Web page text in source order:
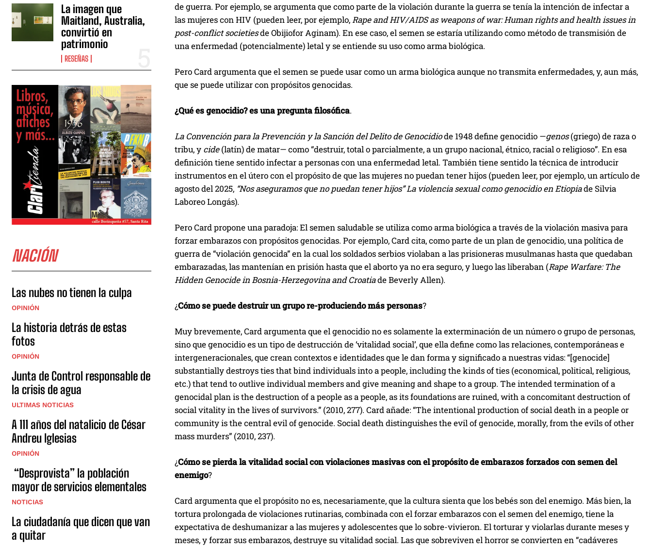
La imagen que
Maitland, Australia,
convirtió en
patrimonio
RESEÑAS
NACIÓN
Las nubes no tienen la culpa
OPINIÓN
La historia detrás de estas
fotos
OPINIÓN
Junta de Control responsable de
la crisis de agua
ULTIMAS NOTICIAS
A 111 años del natalicio de César
Andreu Iglesias
OPINIÓN
“Desprovista” la población
mayor de servicios elementales
NOTICIAS
La ciudadanía que dicen que van
a quitar
de guerra. Por ejemplo, se argumenta que como parte de la violación durante la guerra se tenía la intención de infectar a
las mujeres con HIV (pueden leer, por ejemplo, Rape and HIV/AIDS as weapons of war: Human rights and health issues in
post-conflict societiesde Obijiofor Aginam). En ese caso, el semen se estaría utilizando como método de transmisión de
una enfermedad (potencialmente) letal y se entiende su uso como arma biológica.
Pero Card argumenta que el semen se puede usar como un arma biológica aunque no transmita enfermedades, y, aun más,
que se puede utilizar con propósitos genocidas.
¿Qué es genocidio? es una pregunta filosófica.
La Convención para la Prevención y la Sanción del Delito de Genocidiode 1948 define genocidio —genos(griego) de raza o
tribu, y cide(latín) de matar— como “destruir, total o parcialmente, a un grupo nacional, étnico, racial o religioso”. En esa
definición tiene sentido infectar a personas con una enfermedad letal. También tiene sentido la técnica de introducir
instrumentos en el útero con el propósito de que las mujeres no puedan tener hijos (pueden leer, por ejemplo, un artículo de
agosto del 2025, “Nos aseguramos que no puedan tener hijos” La violencia sexual como genocidio en Etiopiade Silvia
Laboreo Longás).
Pero Card propone una paradoja: El semen saludable se utiliza como arma biológica a través de la violación masiva para
forzar embarazos con propósitos genocidas. Por ejemplo, Card cita, como parte de un plan de genocidio, una política de
guerra de “violación genocida” en la cual los soldados serbios violaban a las prisioneras musulmanas hasta que quedaban
embarazadas, las mantenían en prisión hasta que el aborto ya no era seguro, y luego las liberaban (Rape Warfare: The
Hidden Genocide in Bosnia-Herzegovina and Croatiade Beverly Allen).
¿Cómo se puede destruir un grupo re-produciendo más personas?
Muy brevemente, Card argumenta que el genocidio no es solamente la exterminación de un número o grupo de personas,
sino que genocidio es un tipo de destrucción de ‘vitalidad social’, que ella define como las relaciones, contemporáneas e
intergeneracionales, que crean contextos e identidades que le dan forma y significado a nuestras vidas: “[genocide]
substantially destroys ties that bind individuals into a people, including the kinds of ties (economical, political, religious,
etc.) that tend to outlive individual members and give meaning and shape to a group. The intended termination of a
genocidal plan is the destruction of a people as a people, as its foundations are ruined, with a concomitant destruction of
social vitality in the lives of survivors.” (2010, 277). Card añade: “The intentional production of social death in a people or
community is the central evil of genocide. Social death distinguishes the evil of genocide, morally, from the evils of other
mass murders” (2010, 237).
¿Cómo se pierda la vitalidad social con violaciones masivas con el propósito de embarazos forzados con semen del
enemigo?
Card argumenta que el propósito no es, necesariamente, que la cultura sienta que los bebés son del enemigo. Más bien, la
tortura prolongada de violaciones rutinarias, combinada con el forzar embarazos con el semen del enemigo, tiene la
expectativa de deshumanizar a las mujeres y adolescentes que lo sobre-vivieron. El torturar y violarlas durante meses y
meses, y forzar sus embarazos, destruye su vitalidad social. Las que sobreviven el horror se convierten en “cadáveres